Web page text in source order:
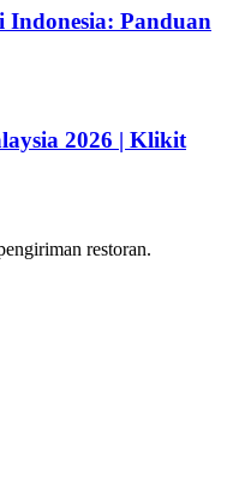
Indonesia: Panduan
2026 | Klikit
restoran.